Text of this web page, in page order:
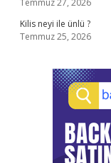
Temmuz 27, 2026
Kilis neyi ile ünlü ?
Temmuz 25, 2026